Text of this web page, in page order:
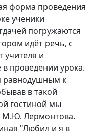
форма проведения
ученики
погружаются
идёт речь, с
и
проведении урока.
равнодушным к
в такой
гостиной мы
М.Ю. Лермонтова.
"Любил и я в